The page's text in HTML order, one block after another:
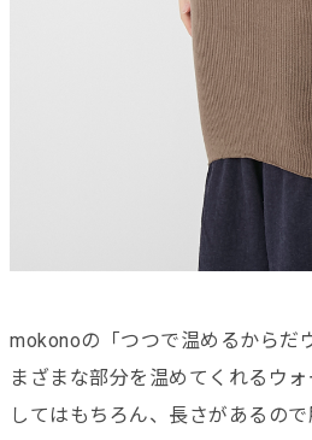
mokonoの「つつで温めるからだ
まざまな部分を温めてくれるウ
してはもちろん、長さがあるの